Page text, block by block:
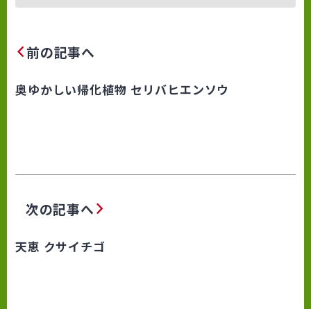
前の記事へ
奥ゆかしい帰化植物 セリバヒエンソウ
次の記事へ
天恵 クサイチゴ